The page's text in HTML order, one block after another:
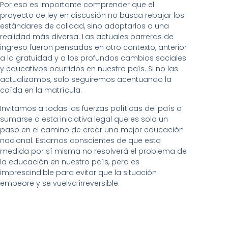
Por eso es importante comprender que el
proyecto de ley en discusión no busca rebajar los
estándares de calidad, sino adaptarlos a una
realidad más diversa. Las actuales barreras de
ingreso fueron pensadas en otro contexto, anterior
a la gratuidad y a los profundos cambios sociales
y educativos ocurridos en nuestro país. Si no las
actualizamos, solo seguiremos acentuando la
caída en la matrícula.
Invitamos a todas las fuerzas políticas del país a
sumarse a esta iniciativa legal que es solo un
paso en el camino de crear una mejor educación
nacional. Estamos conscientes de que esta
medida por sí misma no resolverá el problema de
la educación en nuestro país, pero es
imprescindible para evitar que la situación
empeore y se vuelva irreversible.